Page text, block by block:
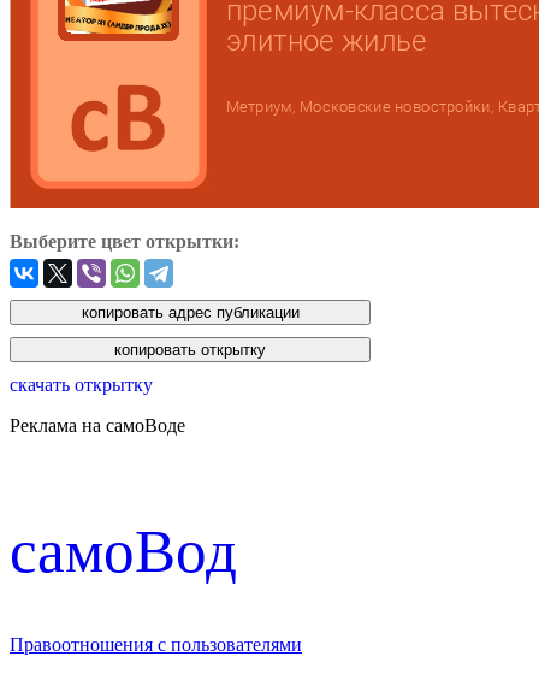
Выберите цвет открытки:
скачать открытку
Реклама на самоВоде
cамоВод
Правоотношения с пользователями